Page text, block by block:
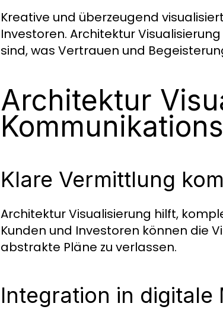
Kreative und überzeugend
Investoren. Architektur
sind, was Vertrauen und
Architektur
Klare Vermittlung
Architektur Visualisierung hilft,
Kunden und Investoren können die
abstrakte Pläne zu verlassen.
Integration in digitale